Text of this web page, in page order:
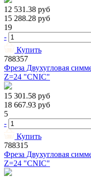
12 531.38 руб
15 288.28 руб
19
-
Купить
788357
Фреза Двухугловая
Z=24 "CNIC"
15 301.58 руб
18 667.93 руб
5
-
Купить
788315
Фреза Двухугловая
Z=24 "CNIC"